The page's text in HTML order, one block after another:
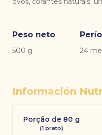
Peso neto
500 g 24
Información
Porção de 80 g
(1 prato)